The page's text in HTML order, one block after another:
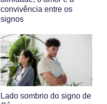
convivência entre os
signos
Lado sombrio do signo de